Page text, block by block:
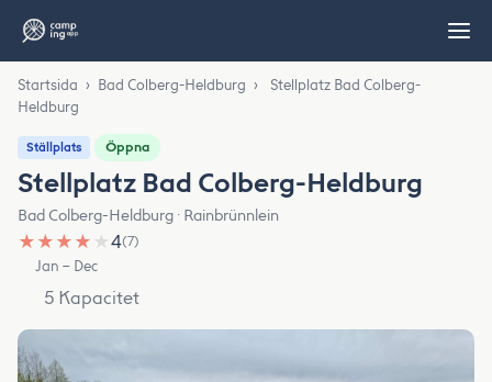
Startsida › Bad Colberg-Heldburg ›
Stellplatz Bad Colberg-
Heldburg
Ställplats Öppna
Stellplatz Bad Colberg-Heldburg
Bad Colberg-Heldburg · Rainbrünnlein
★ ★ ★ ★ ★4(7)
Jan – Dec
5 Kapacitet